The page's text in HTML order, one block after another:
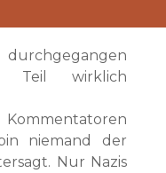
durchgegangen
wirklich
niemand der
Nur Nazis